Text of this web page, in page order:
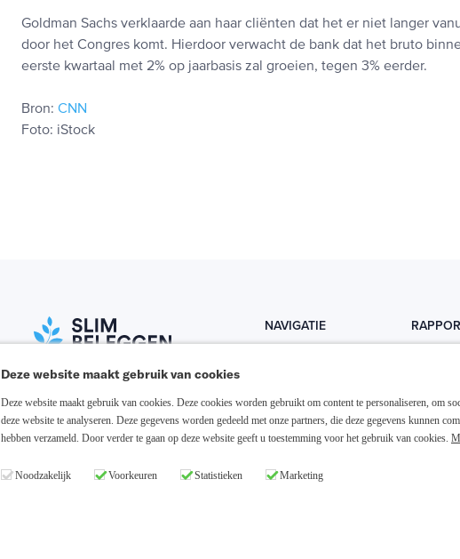
Goldman Sachs verklaarde aan haar cliënten dat het er niet langer
door het Congres komt. Hierdoor verwacht de bank dat het bruto
eerste kwartaal met 2% op jaarbasis zal groeien, tegen 3% eerder.
Bron: CNN
Foto: iStock
NAVIGATIE
Media links
Deze website maakt gebruik van cookies
Deze website maakt gebruik van cookies. Deze cookies worden gebruikt om content te personaliseren, om
deze website te analyseren. Deze gegevens worden gedeeld met onze partners, die deze gegevens kunnen
hebben verzameld. Door verder te gaan op deze website geeft u toestemming voor het gebruik van cookies.
Noodzakelijk Voorkeuren Statistieken Marketing